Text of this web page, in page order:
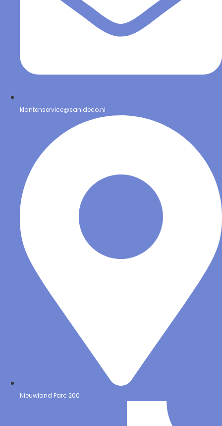
klantenservice@sanideco.nl
Nieuwland Parc 200